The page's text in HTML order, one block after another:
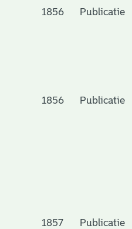
1856 Publicatie
1856 Publicatie
1857 Publicatie